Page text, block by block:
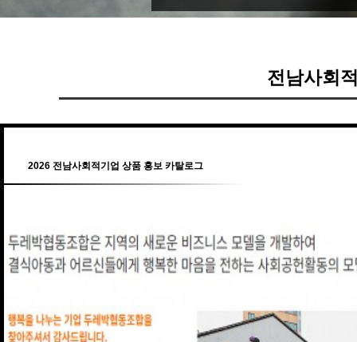
전남사회
2026 전남사회적기업 상품 홍보 카탈로그